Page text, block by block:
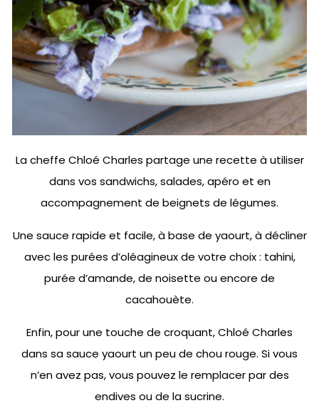
La cheffe Chloé Charles partage une recette à utiliser
dans vos sandwichs, salades, apéro et en
accompagnement de beignets de légumes.
Une sauce rapide et facile, à base de yaourt, à décliner
avec les purées d’oléagineux de votre choix : tahini,
purée d’amande, de noisette ou encore de
cacahouète.
Enfin, pour une touche de croquant, Chloé Charles
dans sa sauce yaourt un peu de chou rouge. Si vous
n’en avez pas, vous pouvez le remplacer par des
endives ou de la sucrine.